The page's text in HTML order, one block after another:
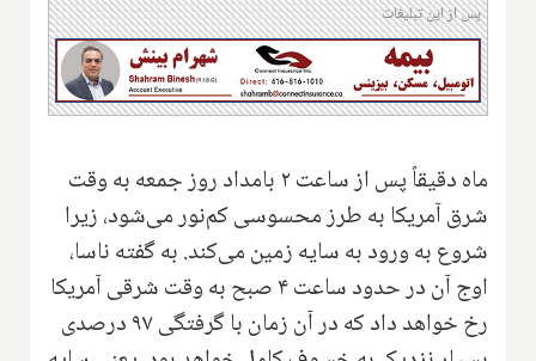
پس از این تبلیغات
ماه دقیقاً پس از ساعت ۲ بامداد روز جمعه به وقت
شرق آمریکا به طرز محسوسی کم‌نور می‌شود، زیرا
شروع به ورود به سایه زمین می‌کند. به گفته ناسا،
اوج آن در حدود ساعت ۴ صبح به وقت شرقی آمریکا
رخ خواهد داد که در آن زمان با گرفتگی ۹۷ درصدی